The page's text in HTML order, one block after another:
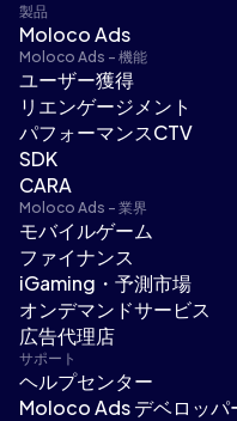
製品
Moloco Ads
Moloco Ads - 機能
ユーザー獲得
リエンゲージメント
パフォーマンスCTV
SDK
CARA
Moloco Ads - 業界
モバイルゲーム
ファイナンス
iGaming・予測市場
オンデマンドサービス
広告代理店
サポート
ヘルプセンター
Moloco Ads デベロッパ